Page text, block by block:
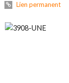
Lien permanent